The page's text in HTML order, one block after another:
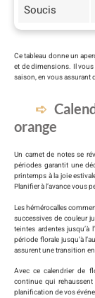
Soucis
Ce tableau donne un
et de dimensions. Il
saison, en vous assurant
orange
Un carnet de notes se
périodes garantit une
printemps à la joie
Planifier à l’avance vous
Les hémérocalles
successives de couleur
teintes ardentes jusqu’à
période florale jusqu’à
assurent une transition
Avec ce calendrier de
continue qui rehaussent
planification de vos